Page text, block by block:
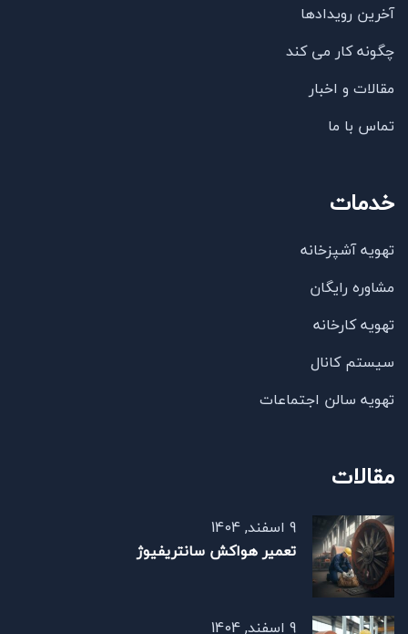
آخرین رویدادها
چگونه کار می کند
مقالات و اخبار
تماس با ما
خدمات
تهویه آشپزخانه
مشاوره رایگان
تهویه کارخانه
سیستم کانال
تهویه سالن اجتماعات
مقالات
9 اسفند, 1404
تعمیر هواکش سانتریفیوژ
9 اسفند, 1404